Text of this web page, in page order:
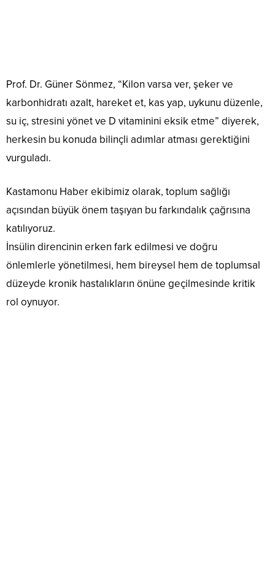
Prof. Dr. Güner Sönmez, “Kilon varsa ver, şeker ve
karbonhidratı azalt, hareket et, kas yap, uykunu düzenle,
su iç, stresini yönet ve D vitaminini eksik etme” diyerek,
herkesin bu konuda bilinçli adımlar atması gerektiğini
vurguladı.
Kastamonu Haber ekibimiz olarak, toplum sağlığı
açısından büyük önem taşıyan bu farkındalık çağrısına
katılıyoruz.
İnsülin direncinin erken fark edilmesi ve doğru
önlemlerle yönetilmesi, hem bireysel hem de toplumsal
düzeyde kronik hastalıkların önüne geçilmesinde kritik
rol oynuyor.